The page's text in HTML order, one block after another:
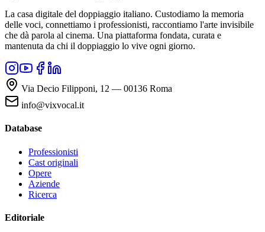
La casa digitale del doppiaggio italiano. Custodiamo la memoria
delle voci, connettiamo i professionisti, raccontiamo l'arte invisibile
che dà parola al cinema. Una piattaforma fondata, curata e
mantenuta da chi il doppiaggio lo vive ogni giorno.
Via Decio Filipponi, 12 — 00136 Roma
info@vixvocal.it
Database
Professionisti
Cast originali
Opere
Aziende
Ricerca
Editoriale